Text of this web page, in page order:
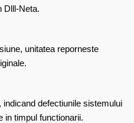
Dlll-Neta.
unitatea reporneste
indicand defectiunile sistemului
in timpul functionarii.